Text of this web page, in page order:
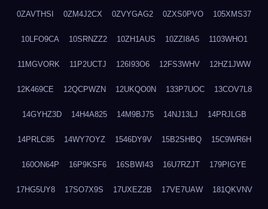
0ZAVTHSI 0ZM4J2CX 0ZVYGAG2 0ZXS0PVO 105XMS37
10LFO9CA 10SRNZZ2 10ZH1AUS 10ZZI8A5 1103WHO1
11MGVORK 11P2UCTJ 126I93O6 12FS3WHV 12HZ1JWW
12K469CE 12QCPWZN 12UKQO0N 133P7UOC 13COV7L8
14GYHZ3D 14H4A825 14M9BJ75 14NJ13LJ 14PRJLGB
14PRLC85 14WY7OYZ 1546DY9V 15B2SHBQ 15C9WR6H
160ON64P 16P9KSF6 16SBWI43 16U7RZJT 179PIGYE
17HG5UY8 17SO7X9S 17UXEZ2B 17VE7UAW 181QKVNV